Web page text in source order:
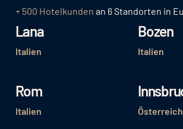
+ 500 Hotelkunden an 6 Standorten in
Lana
Italien
Bozen
Italien
Rom
Italien Österreich